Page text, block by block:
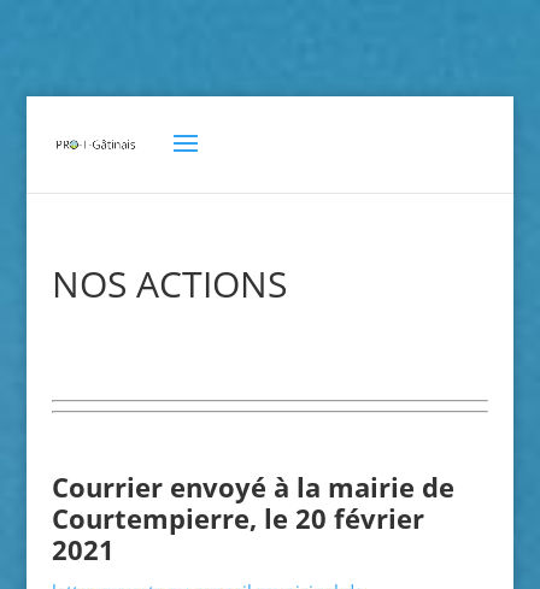
NOS ACTIONS
Courrier envoyé à la mairie de
Courtempierre, le 20 février
2021